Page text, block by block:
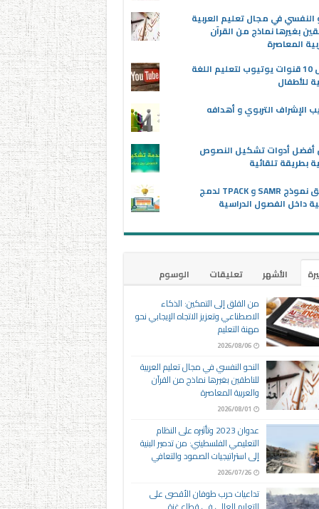
النفسي في مجال تعليم العربية
بغيرها نماذج من القرآن
المعاصرة
أفضل 10 قنوات يوتيوب لتعليم اللغة
للأطفال
الإشراف التربوي و أهدافه
أفضل أدوات تشكيل النصوص
بطريقة تلقائية
تطبيق نموذج SAMR و TPACK لدمج
داخل الفصول الدراسية
الأشهر تعليقات
الوسوم
من القلق إلى التمكين: الذكاء
الاصطناعي وتعزيز الاتجاه الإيجابي نحو
مهنة التعليم
2026/08/06
النحو النفسي في مجال تعليم العربية
للناطقين بغيرها نماذج من القرآن
والعربية المعاصرة
2026/08/01
عدوان 2023 وتأثيره على النظام
التعليمي الفلسطيني: من تدمير البنية
إلى استراتيجيات الصمود والتعافي
2026/07/26
تداعيات حرب طوفان الأقصى على